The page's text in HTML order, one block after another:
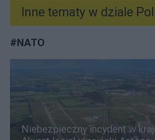
Inne tematy w dziale
#NATO
Niebezpieczny incydent w